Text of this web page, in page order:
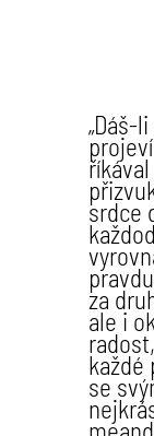
„Dáš-
srdce
za
ale i
každé
se